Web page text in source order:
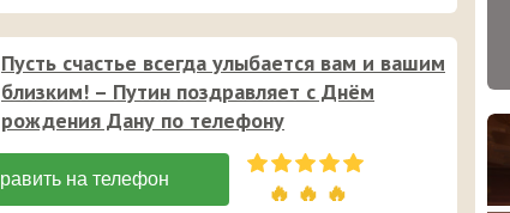
Пусть счастье всегда улыбается вам и вашим
близким! – Путин поздравляет с Днём
рождения Дану по телефону
🔥 🔥 🔥